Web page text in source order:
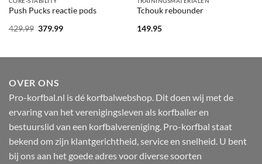
Push Pucks reactie pods
429.99 Oorspronkelijke
379.99Huidige
Tchouk rebounder
149.95
OVER ONS
Pro-korfbal.nl is dé korfbalwebshop. Dit doen wij met de
ervaring van het verenigingsleven als korfballer en
bestuurslid van een korfbalvereniging. Pro-korfbal staat
bekend om zijn klantgerichtheid, service en snelheid. U bent
bij ons aan het goede adres voor diverse soorten